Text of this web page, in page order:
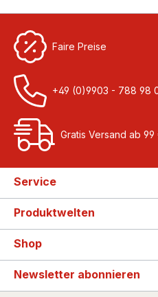
Faire Preise
+49 (0)9903 - 788 98
Gratis Versand ab 99
Service
Produktwelten
Shop
Newsletter abonnieren